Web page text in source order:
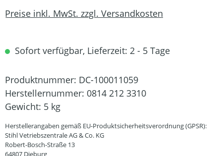
Preise inkl. MwSt. zzgl. Versandkosten
Sofort verfügbar, Lieferzeit: 2 - 5 Tage
Produktnummer: DC-100011059
Herstellernummer: 0814 212 3310
Gewicht: 5 kg
Herstellerangaben gemäß EU-Produktsicherheitsverordnung (GPSR):
Stihl Vetriebszentrale AG & Co. KG
Robert-Bosch-Straße 13
64807 Dieburg